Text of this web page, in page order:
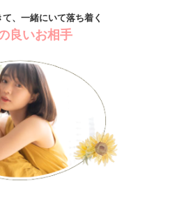
、一緒にいて落ち着く
良いお相手